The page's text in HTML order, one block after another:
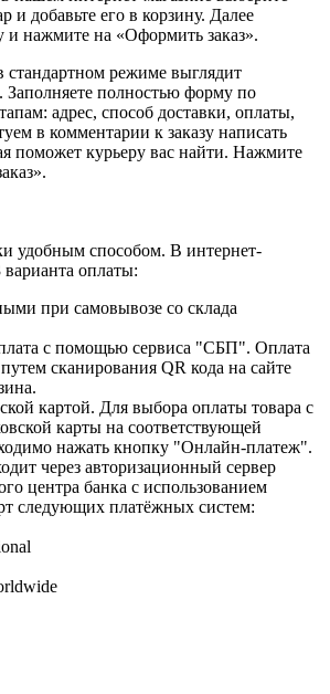
и добавьте его в корзину. Далее
и нажмите на «Оформить заказ».
стандартном режиме выглядит
полностью форму по
адрес, способ доставки, оплаты,
в комментарии к заказу написать
поможет курьеру вас найти. Нажмите
удобным способом. В интернет-
оплаты:
при самовывозе со склада
с помощью сервиса "СБП". Оплата
сканирования QR кода на сайте
картой. Для выбора оплаты товара с
карты на соответствующей
нажать кнопку "Онлайн-платеж".
через авторизационный сервер
центра банка с использованием
следующих платёжных систем: